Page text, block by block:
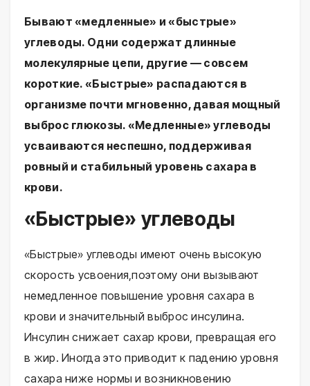
Бывают «медленные» и «быстрые»
углеводы. Одни содержат длинные
молекулярные цепи, другие — совсем
короткие. «Быстрые» распадаются в
организме почти мгновенно, давая мощный
выброс глюкозы. «Медленные» углеводы
усваиваются неспешно, поддерживая
ровный и стабильный уровень сахара в
крови.
«Быстрые» углеводы
«Быстрые» углеводы имеют очень высокую
скорость усвоения,поэтому они вызывают
немедленное повышение уровня сахара в
крови и значительный выброс инсулина.
Инсулин снижает сахар крови, превращая его
в жир. Иногда это приводит к падению уровня
сахара ниже нормы и возникновению